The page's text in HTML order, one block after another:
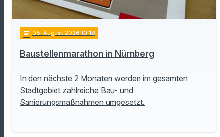
notes 05. August 2026 10:18
Baustellenmarathon in Nürnberg
In den nächste 2 Monaten werden im gesamten
Stadtgebiet zahlreiche Bau- und
Sanierungsmaßnahmen umgesetzt.